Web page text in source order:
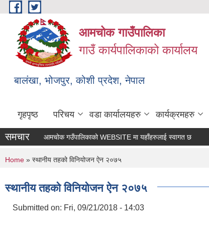
Skip to main content
आमचोक गाउँपालिका
गाउँ कार्यपालिकाको कार्यालय
बालंखा, भोजपुर, कोशी प्रदेश, नेपाल
गृहपृष्ठ परिचय वडा कार्यालयहरु कार्यक्रमहरु
आमचोक गउँपालिकाको WEBSITE मा यहाँहरुलाई स्वागत छ ।
समचार
You are here
Home » स्थानीय तहको विनियोजन ऐन २०७५
स्थानीय तहको विनियोजन ऐन २०७५
Submitted on: Fri, 09/21/2018 - 14:03